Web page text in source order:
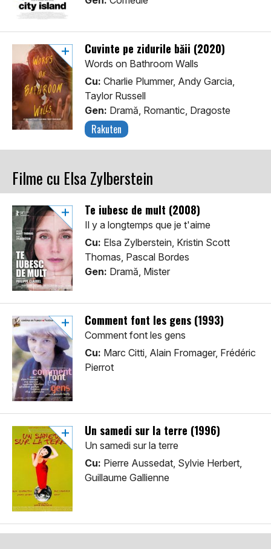
Cuvinte pe zidurile băii (2020)
Words on Bathroom Walls
Cu: Charlie Plummer, Andy Garcia,
Taylor Russell
Gen: Dramă, Romantic, Dragoste
Rakuten
Filme cu Elsa Zylberstein
Te iubesc de mult (2008)
Il y a longtemps que je t'aime
Cu: Elsa Zylberstein, Kristin Scott
Thomas, Pascal Bordes
Gen: Dramă, Mister
Comment font les gens (1993)
Comment font les gens
Cu: Marc Citti, Alain Fromager, Frédéric
Pierrot
Un samedi sur la terre (1996)
Un samedi sur la terre
Cu: Pierre Aussedat, Sylvie Herbert,
Guillaume Gallienne